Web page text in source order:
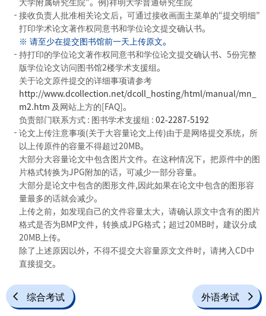
接收负责人批准相关论文后，可通过接收画面主菜单的“提交明细”
打印学术论文著作权同意书和学位论文提交确认书。
请至少在提交图书馆前一天上传原文。
持打印的学位论文著作权同意书和学位论文提交确认书、5份完整
版学位论文访问图书馆2楼学术支援组。
关于论文原件提交的详细事项请参考
http://www.dcollection.net/dcoll_hosting/html/manual/mn_
m2.htm 及网站上方的[FAQ]。
负责部门联系方式 : 图书学术支援组 : 02-2287-5192
论文上传注意事项(关于大容量论文上传)由于是网络提交系统，所
以上传原件的容量不得超过20MB。
大部分大容量论文中包含图片文件。在这种情况下，把原件中的图
片格式转换为JPG附加的话，可减少一部分容量。
大部分是论文中包含的图形文件,因此如果在论文中包含的图形容
量最多的话就会减少。
上传之前，如发现自己的文件容量太大，请确认原文中含有的图片
格式是否为BMP文件，转换成JPG格式；超过20MB时，建议分成
20MB上传。
除了上述原因以外，不得不提交大容量原文文件时，请拷入CD中
直接提交。
综合考试 外语考试